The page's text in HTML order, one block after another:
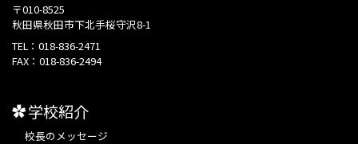
〒010-8525
秋田県秋田市下北手桜守沢8-1
TEL： 018-836-2471
FAX： 018-836-2494
学校紹介
校長のメッセージ